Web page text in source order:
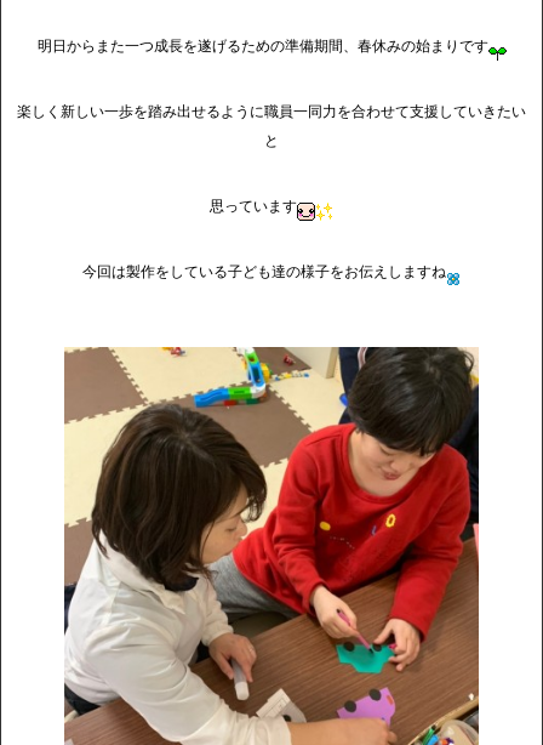
明日からまた一つ成長を遂げるための準備期間、春休みの始まりです
楽しく新しい一歩を踏み出せるように職員一同力を合わせて支援していきたい
と
思っています
今回は製作をしている子ども達の様子をお伝えしますね